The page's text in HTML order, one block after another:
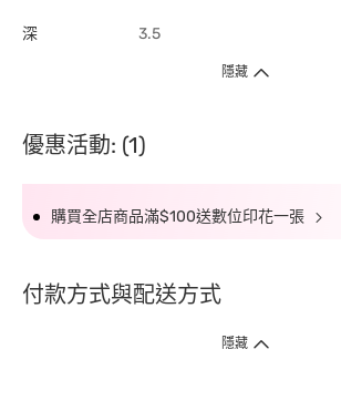
深 3.5
隱藏
優惠活動: (1)
購買全店商品滿$100送數位印花一張
付款方式與配送方式
隱藏